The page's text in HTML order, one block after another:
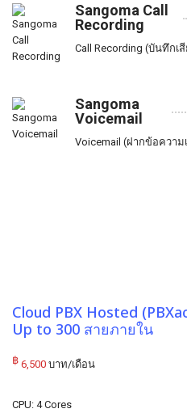
Sangoma Call
Recording
Call Recording (บันทึก
Sangoma
Voicemail
Voicemail (ฝากข้อความ
Cloud PBX Hosted
Up to 300 สายภายใน
฿ 6,500 บาท/เดือน
CPU: 4 Cores